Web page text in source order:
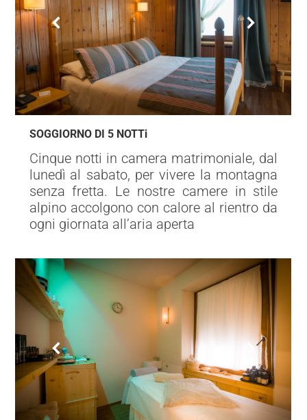
SOGGIORNO DI 5 NOTTi
Cinque notti in camera matrimoniale, dal
lunedì al sabato, per vivere la montagna
senza fretta. Le nostre camere in stile
alpino accolgono con calore al rientro da
ogni giornata all’aria aperta